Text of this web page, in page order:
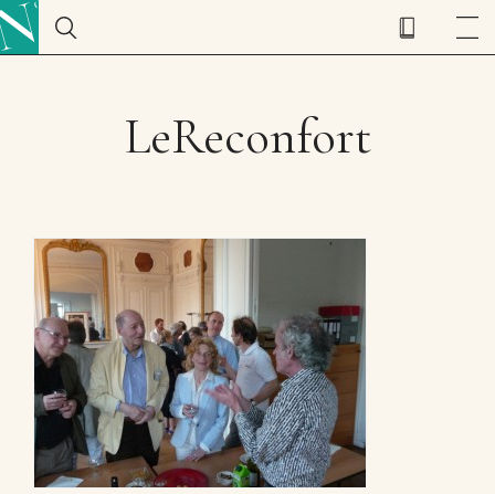
LeReconfort